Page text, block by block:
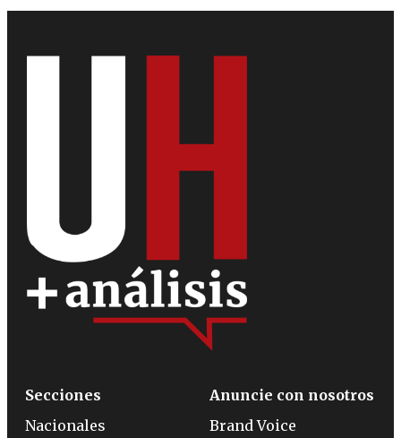
Secciones
Nacionales
Anuncie con nosotros
Brand Voice